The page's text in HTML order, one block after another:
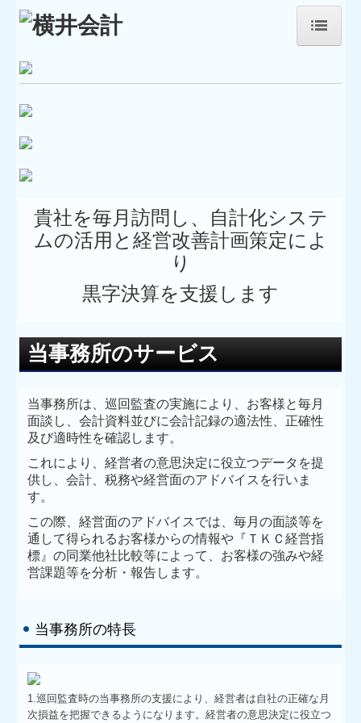
業務内容
円満な相続・事業承継を支援
セミナー案内
料金について
求人情報
よくある質問
貴社を毎月訪問し、
自計化システ
ムの活用と経営改善計画策定によ
り
黒字決算を支援します
当事務所のサービス
当事務所は、巡回監査の実施により、お客様と毎月
面談し、会計資料並びに会計記録の適法性、正確性
及び適時性を確認します。
これにより、経営者の意思決定に役立つデータを提
供し、会計、税務や経営面のアドバイスを行いま
す。
この際、経営面のアドバイスでは、毎月の面談等を
通して得られるお客様からの情報や『ＴＫＣ経営指
標』の同業他社比較等によって、お客様の強みや経
営課題等を分析・報告します。
当事務所の特長
1.巡回監査時の当事務所の支援により、経営者は自社の正確な月
次損益を把握できるようになります。経営者の意思決定に役立つ